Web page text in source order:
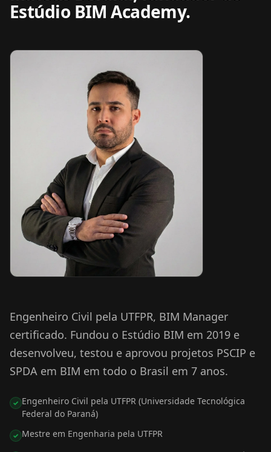
Estúdio BIM Academy.
Engenheiro Civil pela UTFPR, BIM Manager
certificado. Fundou o Estúdio BIM em 2019 e
desenvolveu, testou e aprovou projetos PSCIP e
SPDA em BIM em todo o Brasil em 7 anos.
✓ Engenheiro Civil pela UTFPR (Universidade Tecnológica
Federal do Paraná)
✓ Mestre em Engenharia pela UTFPR